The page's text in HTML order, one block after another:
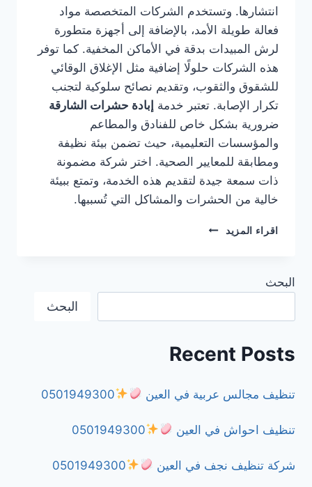
انتشارها. وتستخدم الشركات المتخصصة مواد
فعالة طويلة الأمد، بالإضافة إلى أجهزة متطورة
لرش المبيدات بدقة في الأماكن المخفية. كما توفر
هذه الشركات حلولًا إضافية مثل الإغلاق الوقائي
للشقوق والثقوب، وتقديم نصائح سلوكية لتجنب
تكرار الإصابة. تعتبر خدمة إبادة حشرات الشارقة
ضرورية بشكل خاص للفنادق والمطاعم
والمؤسسات التعليمية، حيث تضمن بيئة نظيفة
ومطابقة للمعايير الصحية. اختر شركة مضمونة
ذات سمعة جيدة لتقديم هذه الخدمة، وتمتع ببيئة
خالية من الحشرات والمشاكل التي تُسببها.
اقراء المزيد
شركة
البحث
البحث
Recent Posts
تنظيف مجالس عربية في العين 0501949300
تنظيف احواش في العين 0501949300
شركة تنظيف نجف في العين 0501949300